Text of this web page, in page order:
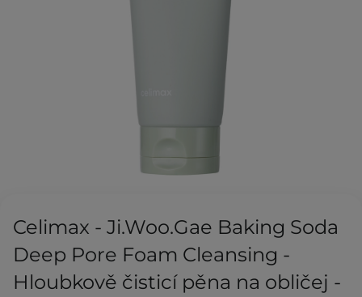
Celimax - Ji.Woo.Gae Baking Soda
Deep Pore Foam Cleansing -
Hloubkově čisticí pěna na obličej -